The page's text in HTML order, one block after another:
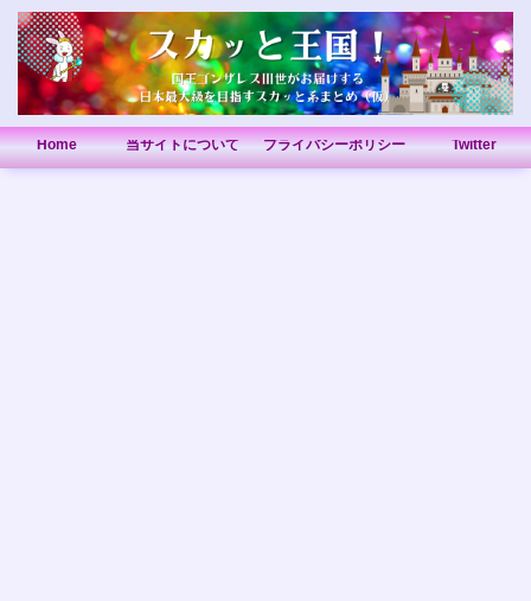
Home 当サイトについて プライバシーポリシー Twitter